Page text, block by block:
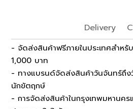
Delivery
- จัดส่งสินค้าฟรีภายในประเทศสำห
1,000 บาท
- ทางแบรนด์จัดส่งสินค้าวันจันทร์ถึง
นักขัตฤกษ์
- การจัดส่งสินค้าในกรุงเทพมหานคร